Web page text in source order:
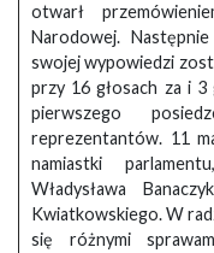
otwarł
Narodowej.
swojej wypowiedzi
przy 16 głosach za i 3
pierwszego
reprezentantów. 11
namiastki
Władysława
Kwiatkowskiego. W
się różnymi